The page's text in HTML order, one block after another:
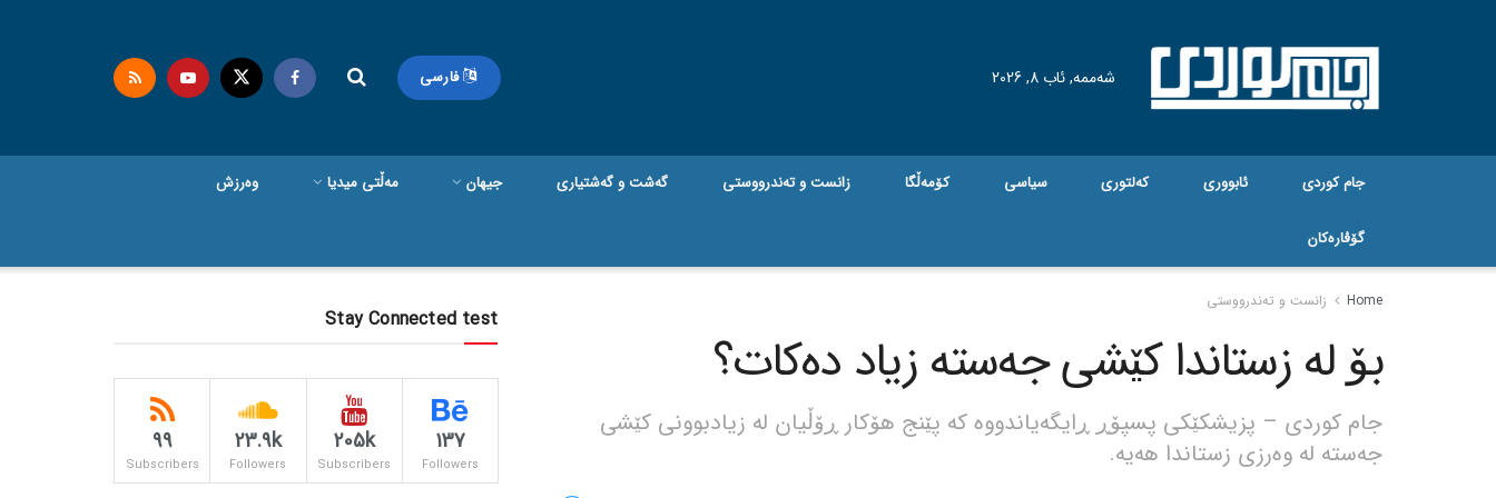
شەممە, ئاب 8, 2026 فارسی
جام کوردی ئابووری کەلتوری سیاسی کۆمەڵگا زانست و تەندرووستی گه‌شت و گه‌شتیاری جیهان مەڵتی میدیا وەرزش
گۆڤاره‌کان
Home زانست و تەندرووستی
بۆ لە زستاندا کێشی جەستە زیاد دەکات؟
جام کوردی – پزیشکێکی پسپۆڕ ڕایگەیاندووە کە پێنج هۆکار ڕۆڵیان لە زیادبوونی کێشی
جەستە لە وەرزی زستاندا هەیە.
Stay Connected test
137
Followers
205k
Subscribers
23.9k
Followers
99
Subscribers